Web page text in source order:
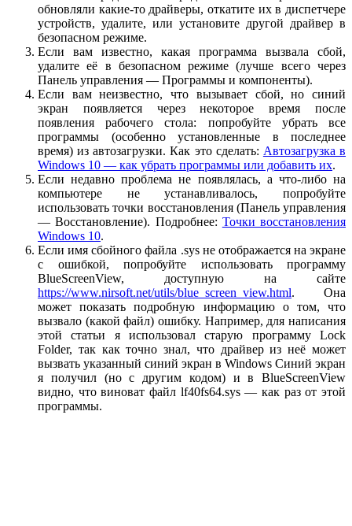
обновляли какие-то драйверы, откатите их в диспетчере
устройств, удалите, или установите другой драйвер в
безопасном режиме.
Если вам известно, какая программа вызвала сбой,
удалите её в безопасном режиме (лучше всего через
Панель управления — Программы и компоненты).
Если вам неизвестно, что вызывает сбой, но синий
экран появляется через некоторое время после
появления рабочего стола: попробуйте убрать все
программы (особенно установленные в последнее
время) из автозагрузки. Как это сделать: Автозагрузка в
Windows 10 — как убрать программы или добавить их.
Если недавно проблема не появлялась, а что-либо на
компьютере не устанавливалось, попробуйте
использовать точки восстановления (Панель управления
— Восстановление). Подробнее: Точки восстановления
Windows 10.
Если имя сбойного файла .sys не отображается на экране
с ошибкой, попробуйте использовать программу
BlueScreenView, доступную на сайте
https://www.nirsoft.net/utils/blue_screen_view.html. Она
может показать подробную информацию о том, что
вызвало (какой файл) ошибку. Например, для написания
этой статьи я использовал старую программу Lock
Folder, так как точно знал, что драйвер из неё может
вызвать указанный синий экран в Windows Синий экран
я получил (но с другим кодом) и в BlueScreenView
видно, что виноват файл lf40fs64.sys — как раз от этой
программы.